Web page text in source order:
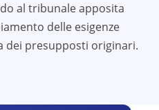
al tribunale apposita
delle esigenze
dei presupposti originari.